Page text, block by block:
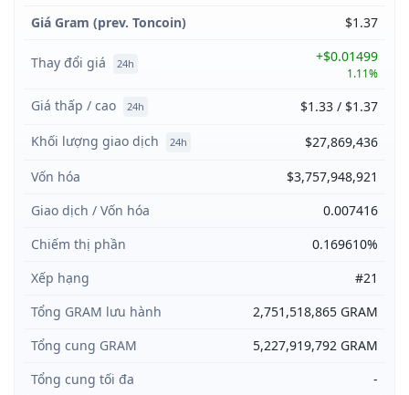
Giá Gram (prev. Toncoin) $1.37
Thay đổi giá 24h +$0.01499
1.11%
Giá thấp / cao 24h
$1.33 / $1.37
Khối lượng giao dịch
24h
$27,869,436
Vốn hóa
$3,757,948,921
Giao dịch / Vốn hóa
0.007416
Chiếm thị phần
0.169610%
Xếp hạng
#21
Tổng GRAM lưu hành
2,751,518,865 GRAM
Tổng cung GRAM
5,227,919,792 GRAM
Tổng cung tối đa
-